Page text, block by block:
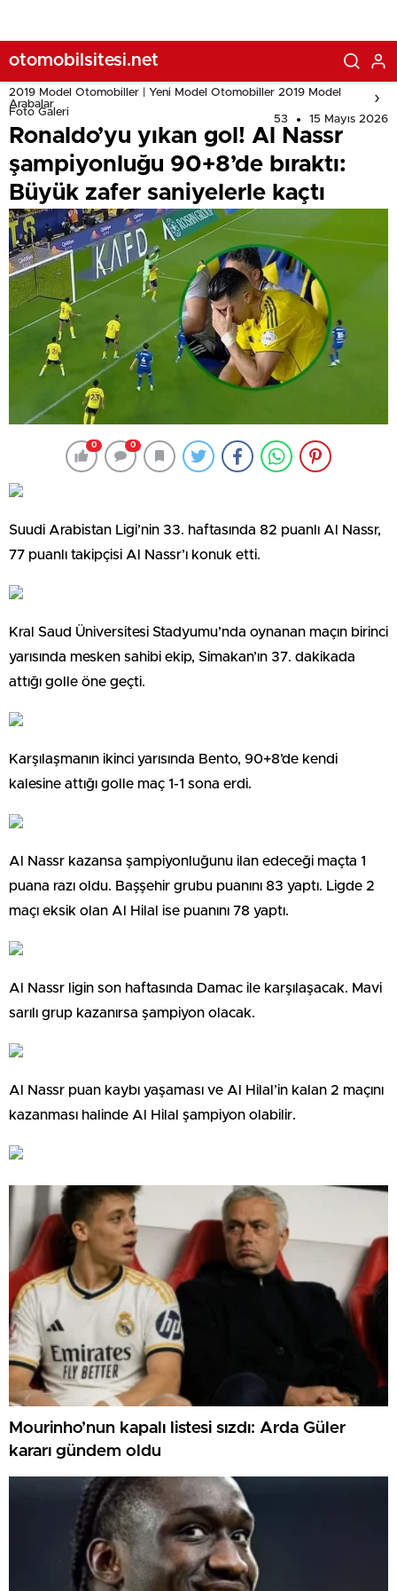
otomobilsitesi.net
2019 Model Otomobiller | Yeni Model Otomobiller 2019 Model
Arabalar
Foto Galeri
53 15 Mayıs 2026
Ronaldo’yu yıkan gol! Al Nassr
şampiyonluğu 90+8’de bıraktı:
Büyük zafer saniyelerle kaçtı
0 0
Suudi Arabistan Ligi’nin 33. haftasında 82 puanlı Al Nassr,
77 puanlı takipçisi Al Nassr’ı konuk etti.
Kral Saud Üniversitesi Stadyumu’nda oynanan maçın birinci
yarısında mesken sahibi ekip, Simakan’ın 37. dakikada
attığı golle öne geçti.
Karşılaşmanın ikinci yarısında Bento, 90+8’de kendi
kalesine attığı golle maç 1-1 sona erdi.
Al Nassr kazansa şampiyonluğunu ilan edeceği maçta 1
puana razı oldu. Başşehir grubu puanını 83 yaptı. Ligde 2
maçı eksik olan Al Hilal ise puanını 78 yaptı.
Al Nassr ligin son haftasında Damac ile karşılaşacak. Mavi
sarılı grup kazanırsa şampiyon olacak.
Al Nassr puan kaybı yaşaması ve Al Hilal’in kalan 2 maçını
kazanması halinde Al Hilal şampiyon olabilir.
Mourinho’nun kapalı listesi sızdı: Arda Güler
kararı gündem oldu